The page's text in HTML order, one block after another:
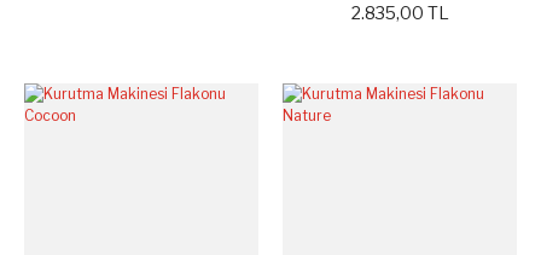
2.835,00 TL